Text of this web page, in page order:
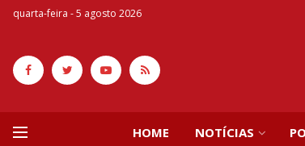
quarta-feira - 5 agosto 2026
HOME NOTÍCIAS